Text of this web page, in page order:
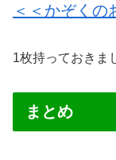
＜＜かぞくの
1枚持っておきま
まとめ